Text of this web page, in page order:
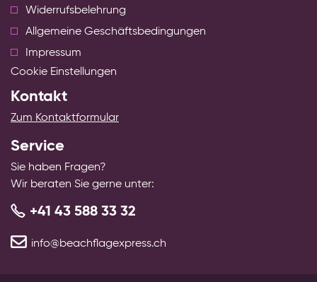
Widerrufsbelehrung
Allgemeine Geschäftsbedingungen
Impressum
Cookie Einstellungen
Kontakt
Zum Kontaktformular
Service
Sie haben Fragen?
Wir beraten Sie gerne unter:
+41 43 588 33 32
info@beachflagexpress.ch